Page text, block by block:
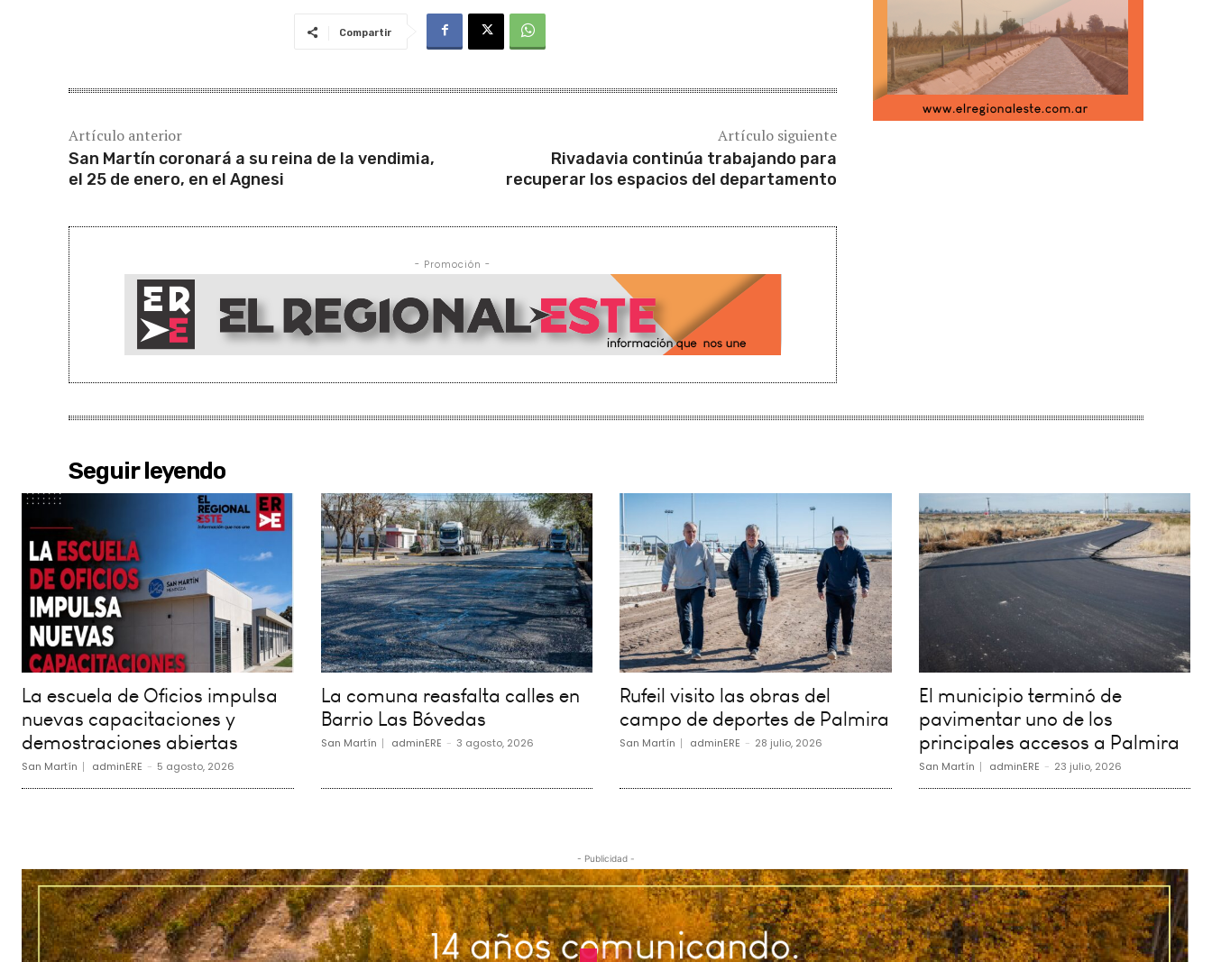
Compartir
Artículo anterior
San Martín coronará a su reina de la vendimia,
el 25 de enero, en el Agnesi
Artículo siguiente
Rivadavia continúa trabajando para
recuperar los espacios del departamento
- Promoción -
Seguir leyendo
La escuela de Oficios impulsa
nuevas capacitaciones y
demostraciones abiertas
San Martín adminERE - 5 agosto, 2026
La comuna reasfalta calles en
Barrio Las Bóvedas
San Martín adminERE - 3 agosto, 2026
Rufeil visito las obras del
campo de deportes de Palmira
San Martín adminERE - 28 julio, 2026
El municipio terminó de
pavimentar uno de los
principales accesos a Palmira
San Martín adminERE - 23 julio, 2026
- Publicidad -